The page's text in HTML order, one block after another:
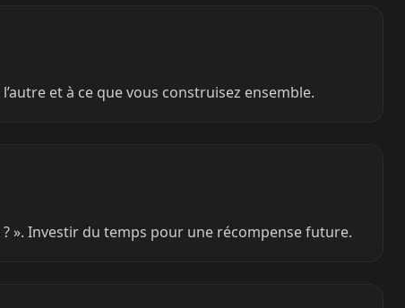
et à ce que vous construisez ensemble.
? ». Investir du temps pour une récompense future.